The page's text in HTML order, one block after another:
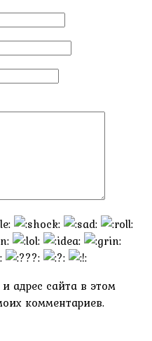
адрес сайта в этом
комментариев.